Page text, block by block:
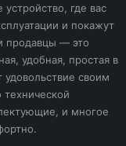
где вас
и покажут
продавцы — это
удобная, простая в
удовольствие своим
и многое